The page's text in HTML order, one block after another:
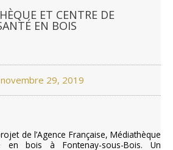
ET CENTRE DE
EN BOIS
novembre 29, 2019
de l’Agence Française, Médiathèque
bois à Fontenay-sous-Bois. Un